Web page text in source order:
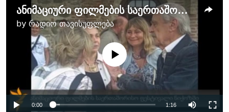
ანიმაციური ფილმების საერთაშორისო ფესტივალი ნიქოზში
byრადიო თავისუფლება
No media source currently
available
0:00 1:16